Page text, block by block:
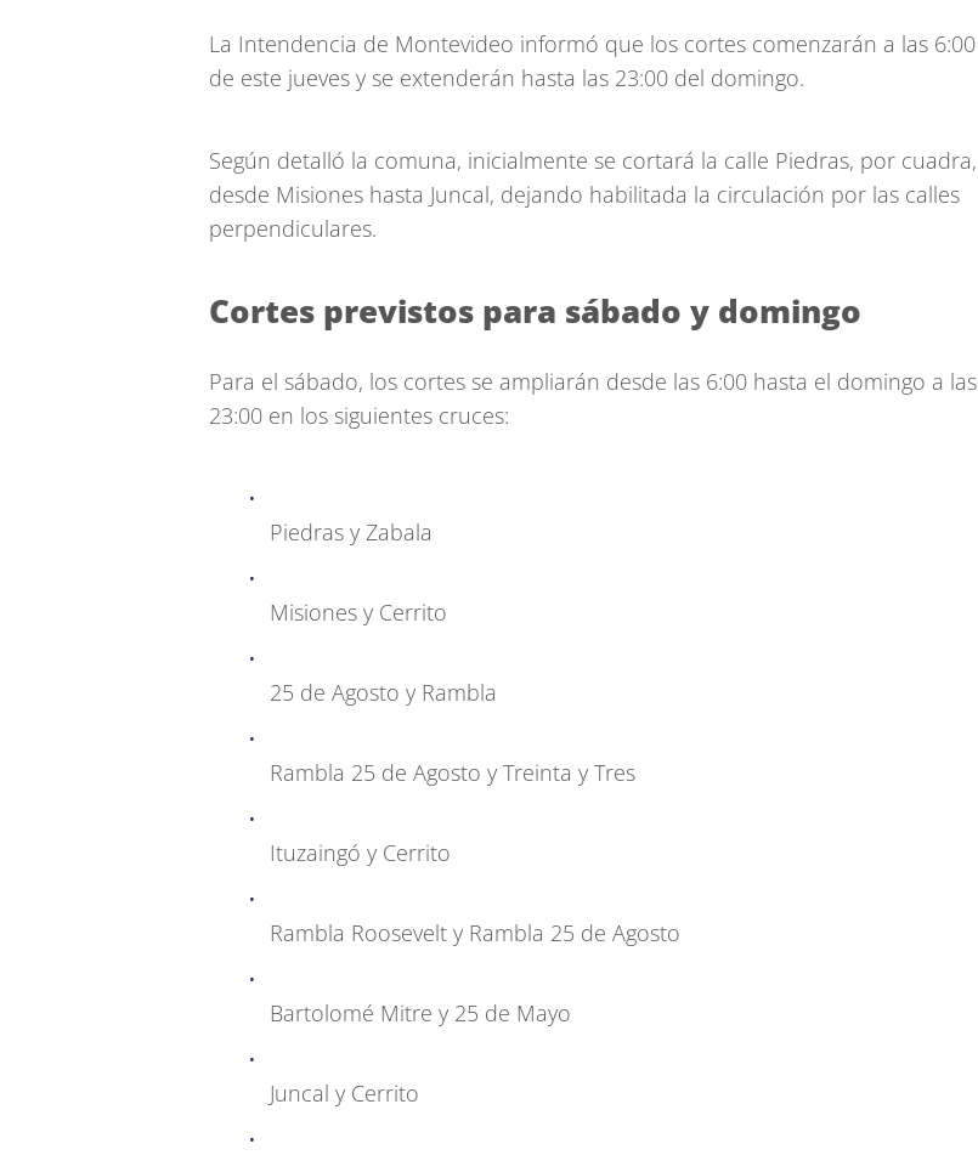
La Intendencia de Montevideo informó que los cortes comenzarán a las 6:00
de este jueves y se extenderán hasta las 23:00 del domingo.
Según detalló la comuna, inicialmente se cortará la calle Piedras, por cuadra,
desde Misiones hasta Juncal, dejando habilitada la circulación por las calles
perpendiculares.
Cortes previstos para sábado y domingo
Para el sábado, los cortes se ampliarán desde las 6:00 hasta el domingo a las
23:00 en los siguientes cruces:
Piedras y Zabala
Misiones y Cerrito
25 de Agosto y Rambla
Rambla 25 de Agosto y Treinta y Tres
Ituzaingó y Cerrito
Rambla Roosevelt y Rambla 25 de Agosto
Bartolomé Mitre y 25 de Mayo
Juncal y Cerrito